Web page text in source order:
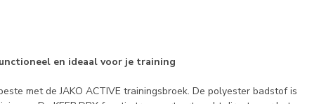
en ideaal voor je training
met de JAKO ACTIVE trainingsbroek. De polyester badstof is